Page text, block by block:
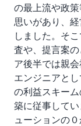
の最上流や政
思いがあり、
しました。そ
査や、提言案
ア後半では親
エンジニアと
の利益スキー
築に従事して
ューションの